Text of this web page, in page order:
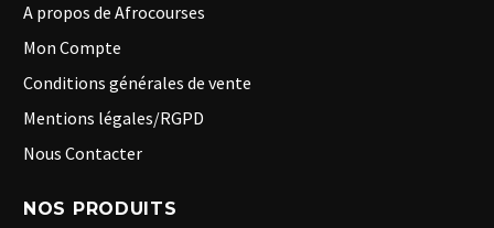
A propos de Afrocourses
Mon Compte
Conditions générales de vente
Mentions légales/RGPD
Nous Contacter
NOS PRODUITS